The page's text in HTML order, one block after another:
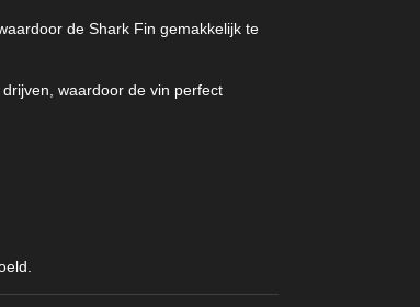
de Shark Fin gemakkelijk te
waardoor de vin perfect